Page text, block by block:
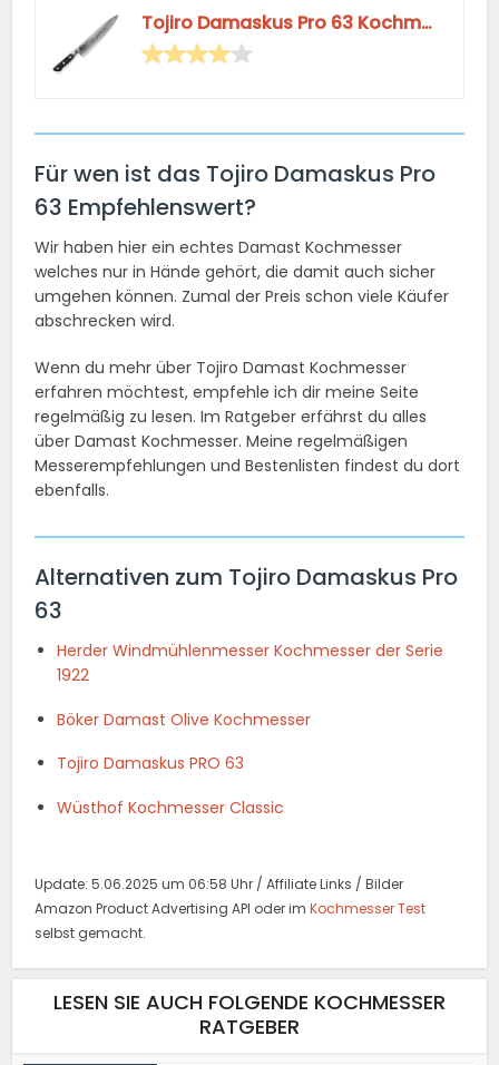
Tojiro Damaskus Pro 63 Kochmesser Damast
Für wen ist das Tojiro Damaskus Pro
63 Empfehlenswert?
Wir haben hier ein echtes Damast Kochmesser
welches nur in Hände gehört, die damit auch sicher
umgehen können. Zumal der Preis schon viele Käufer
abschrecken wird.
Wenn du mehr über Tojiro Damast Kochmesser
erfahren möchtest, empfehle ich dir meine Seite
regelmäßig zu lesen. Im Ratgeber erfährst du alles
über Damast Kochmesser. Meine regelmäßigen
Messerempfehlungen und Bestenlisten findest du dort
ebenfalls.
Alternativen zum Tojiro Damaskus Pro
63
Herder Windmühlenmesser Kochmesser der Serie
1922
Böker Damast Olive Kochmesser
Tojiro Damaskus PRO 63
Wüsthof Kochmesser Classic
Update: 5.06.2025 um 06:58 Uhr / Affiliate Links / Bilder
Amazon Product Advertising API oder imKochmesser Test
selbst gemacht.
LESEN SIE AUCH FOLGENDE KOCHMESSER
RATGEBER